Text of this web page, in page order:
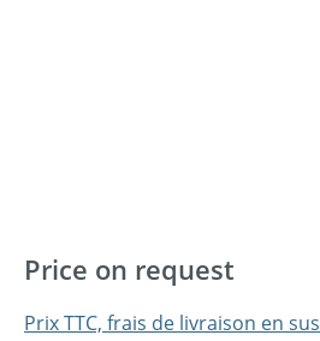
Price on request
Prix TTC, frais de livraison en sus